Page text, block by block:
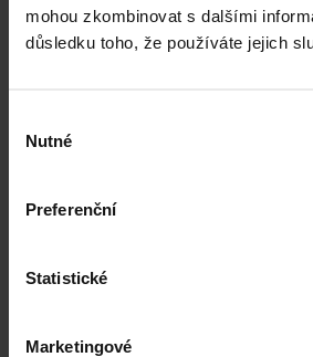
mohou zkombinovat s dalšími
důsledku toho, že používáte jejich
souhlasu
Nutné
Preferenční
Statistické
Marketingové
době AI
digitální důkazy za věrohodné? Výzvy pro
Hana Marešová